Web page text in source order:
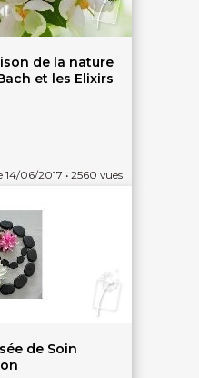
14/06/2017 • 2560 vues
de la nature
et les Elixirs
de Soin